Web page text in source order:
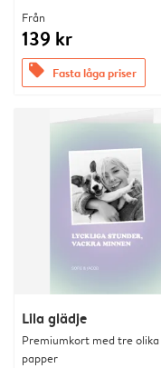
Från
139 kr
offers Fasta låga priser
Lila glädje
Premiumkort med tre olika
papper